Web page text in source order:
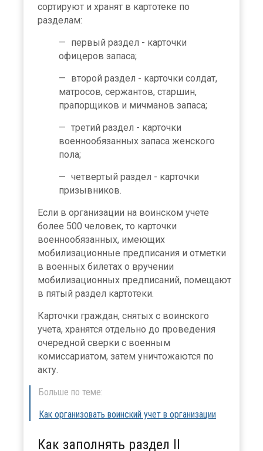
сортируют и хранят в картотеке по
разделам:
первый раздел - карточки
офицеров запаса;
второй раздел - карточки солдат,
матросов, сержантов, стар­шин,
прапорщиков и мичманов запаса;
третий раздел - карточки
военнообязанных запаса женского
пола;
четвертый раздел - карточки
призывников.
Если в организации на воинском учете
более 500 человек, то карточки
военнообязанных, имеющих
мобилизационные предписания и отметки
в военных билетах о вручении
мобилизационных предписаний, помещают
в пятый раздел картотеки.
Карточки граждан, снятых с воинского
учета, хранятся отдельно до проведения
очередной сверки с военным
комиссариатом, затем уничтожаются по
акту.
Больше по теме:
Как организовать воинский учет в организации
Как заполнять раздел II